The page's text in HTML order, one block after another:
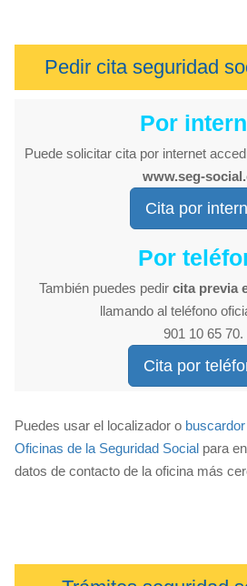
Pedir cita seguridad
Por
Puede solicitar cita por internet
www.seg-
Cita por
Por
También puedes pedir cita previa
llamando al teléfono
901 10 65 70.
Cita por
Puedes usar el localizador o
Oficinas de la Seguridad Social para
datos de contacto de la oficina más